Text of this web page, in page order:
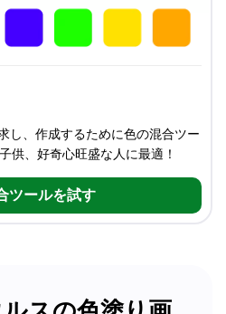
し、作成するために色の混合ツー
供、好奇心旺盛な人に最適！
ツールを試す